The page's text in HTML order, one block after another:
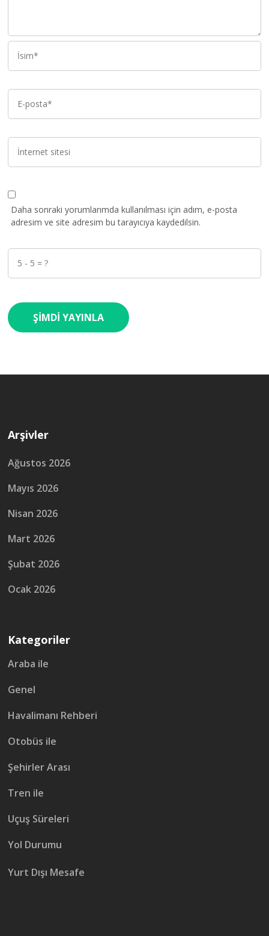
Daha sonraki yorumlarımda kullanılması için adım, e-posta
adresim ve site adresim bu tarayıcıya kaydedilsin.
Arşivler
Ağustos 2026
Mayıs 2026
Nisan 2026
Mart 2026
Şubat 2026
Ocak 2026
Kategoriler
Araba ile
Genel
Havalimanı Rehberi
Otobüs ile
Şehirler Arası
Tren ile
Uçuş Süreleri
Yol Durumu
Yurt Dışı Mesafe